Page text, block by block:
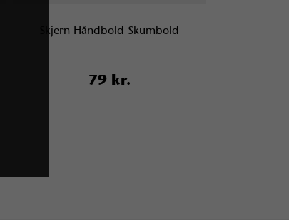
Skjern Håndbold Skumbold
79 kr.